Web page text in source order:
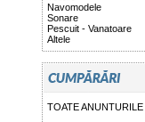
Navomodele
Sonare
Pescuit - Vanatoare
Altele
TOATE ANUNTURILE